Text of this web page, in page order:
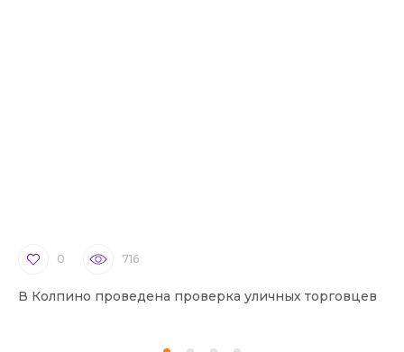
0 716
В Колпино проведена проверка уличных торговцев